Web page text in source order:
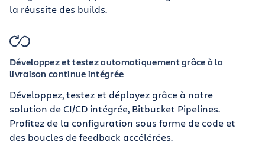
la réussite des builds.
Développez et testez automatiquement grâce à la
livraison continue intégrée
Développez, testez et déployez grâce à notre
solution de CI/CD intégrée, Bitbucket Pipelines.
Profitez de la configuration sous forme de code et
des boucles de feedback accélérées.